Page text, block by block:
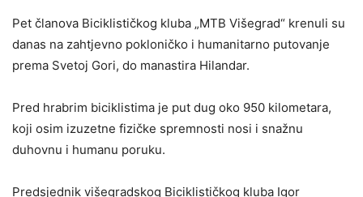
Pet članova Biciklističkog kluba „MTB Višegrad“ krenuli su
danas na zahtjevno pokloničko i humanitarno putovanje
prema Svetoj Gori, do manastira Hilandar.
Pred hrabrim biciklistima je put dug oko 950 kilometara,
koji osim izuzetne fizičke spremnosti nosi i snažnu
duhovnu i humanu poruku.
Predsjednik višegradskog Biciklističkog kluba Igor